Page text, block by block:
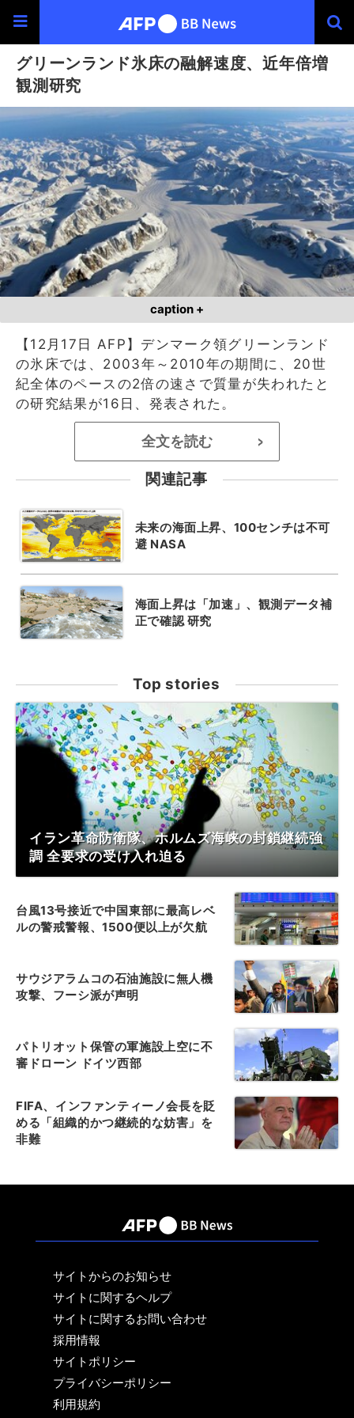
グリーンランド氷床の融解速度、近年倍増
観測研究
caption +
【12月17日 AFP】デンマーク領グリーンランド
の氷床では、2003年～2010年の期間に、20世
紀全体のペースの2倍の速さで質量が失われたと
の研究結果が16日、発表された。
全文を読む >
関連記事
未来の海面上昇、100センチは不可
避 NASA
海面上昇は「加速」、観測データ補
正で確認 研究
Top stories
イラン革命防衛隊、ホルムズ海峡の封鎖継続強
調 全要求の受け入れ迫る
台風13号接近で中国東部に最高レベ
ルの警戒警報、1500便以上が欠航
サウジアラムコの石油施設に無人機
攻撃、フーシ派が声明
パトリオット保管の軍施設上空に不
審ドローン ドイツ西部
FIFA、インファンティーノ会長を貶
める「組織的かつ継続的な妨害」を
非難
サイトからのお知らせ
サイトに関するヘルプ
サイトに関するお問い合わせ
採用情報
サイトポリシー
プライバシーポリシー
利用規約